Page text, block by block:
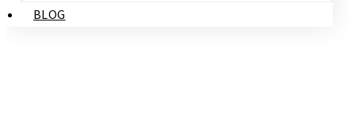
BLOG